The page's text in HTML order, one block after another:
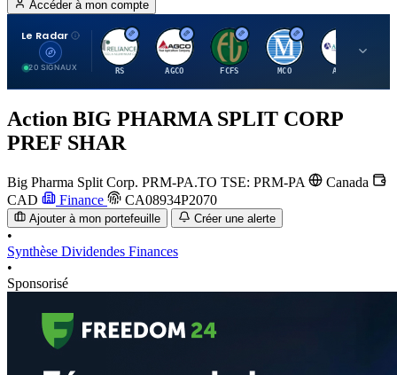
Accéder à mon compte
Le Radar
20 SIGNAUX
R
RS
A
AGCO
F
FCFS
M
MCO
A
AIT
Action BIG PHARMA SPLIT CORP
PREF SHAR
Big Pharma Split Corp. PRM-PA.TO TSE: PRM-PA
Canada
CAD
Finance CA08934P2070
Ajouter à mon portefeuille Créer une alerte
•
Synthèse Dividendes Finances
•
Sponsorisé